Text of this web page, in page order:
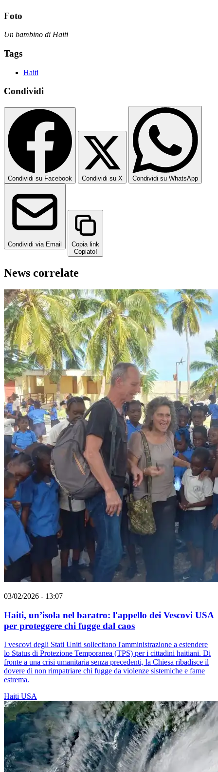
Foto
Un bambino di Haiti
Tags
Haiti
Condividi
Condividi su Facebook Condividi su X Condividi su WhatsApp
Condividi via Email
Copia link
Copiato!
News correlate
03/02/2026 - 13:07
Haiti, un’isola nel baratro: l'appello dei Vescovi USA
per proteggere chi fugge dal caos
I vescovi degli Stati Uniti sollecitano l'amministrazione a estendere
lo Status di Protezione Temporanea (TPS) per i cittadini haitiani. Di
fronte a una crisi umanitaria senza precedenti, la Chiesa ribadisce il
dovere di non rimpatriare chi fugge da violenze sistemiche e fame
estrema.
Haiti USA